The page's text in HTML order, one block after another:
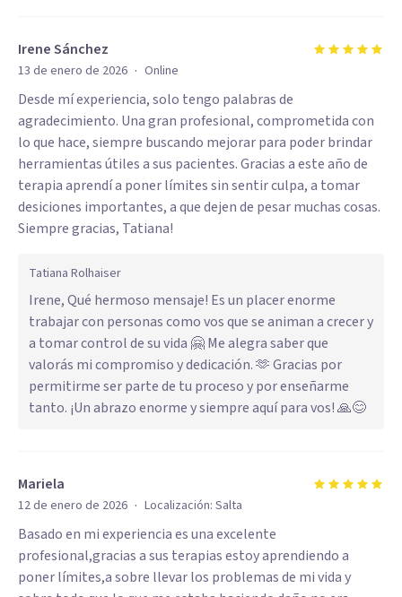
Irene Sánchez
13 de enero de 2026 · Online
Desde mí experiencia, solo tengo palabras de
agradecimiento. Una gran profesional, comprometida con
lo que hace, siempre buscando mejorar para poder brindar
herramientas útiles a sus pacientes. Gracias a este año de
terapia aprendí a poner límites sin sentir culpa, a tomar
desiciones importantes, a que dejen de pesar muchas cosas.
Siempre gracias, Tatiana!
Tatiana Rolhaiser
Irene, Qué hermoso mensaje! Es un placer enorme
trabajar con personas como vos que se animan a crecer y
a tomar control de su vida 🤗 Me alegra saber que
valorás mi compromiso y dedicación. 🫶 Gracias por
permitirme ser parte de tu proceso y por enseñarme
tanto. ¡Un abrazo enorme y siempre aquí para vos! 🙏😊
Mariela
12 de enero de 2026 · Localización: Salta
Basado en mi experiencia es una excelente
profesional,gracias a sus terapias estoy aprendiendo a
poner límites,a sobre llevar los problemas de mi vida y